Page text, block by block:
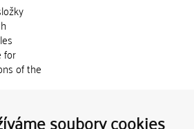
soubory cookies
for
of the
k